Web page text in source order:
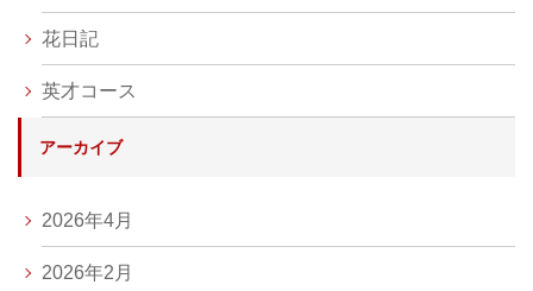
花日記
英才コース
アーカイブ
2026年4月
2026年2月